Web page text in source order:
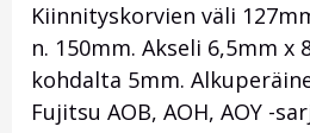
Kiinnityskorvien väli
n. 150mm. Akseli 6,5mm x
kohdalta 5mm.
Fujitsu AOB, AOH, AOY -